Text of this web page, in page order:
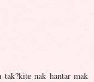
tak?kite nak hantar mak